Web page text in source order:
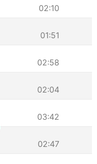
02:10
01:51
02:58
02:04
03:42
02:47